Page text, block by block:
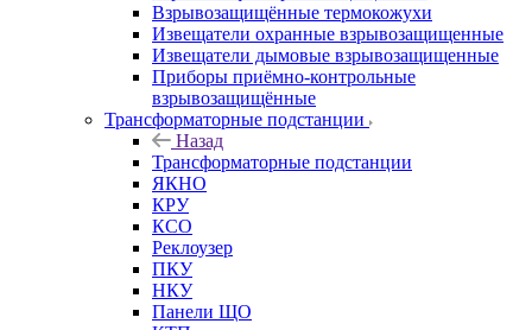
Взрывозащищённые термокожухи
Извещатели охранные взрывозащищенные
Извещатели дымовые взрывозащищенные
Приборы приёмно-контрольные
взрывозащищённые
Трансформаторные подстанции
Назад
Трансформаторные подстанции
ЯКНО
КРУ
КСО
Реклоузер
ПКУ
НКУ
Панели ЩО